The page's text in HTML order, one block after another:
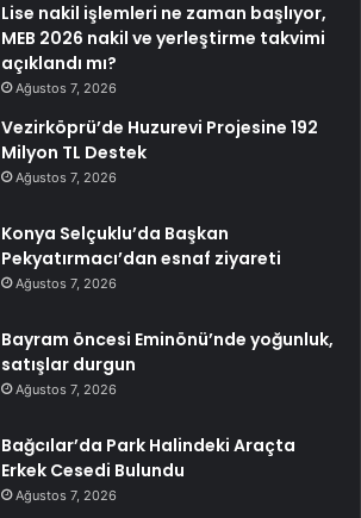
Lise nakil işlemleri ne zaman başlıyor,
MEB 2026 nakil ve yerleştirme takvimi
açıklandı mı?
Ağustos 7, 2026
Vezirköprü’de Huzurevi Projesine 192
Milyon TL Destek
Ağustos 7, 2026
Konya Selçuklu’da Başkan
Pekyatırmacı’dan esnaf ziyareti
Ağustos 7, 2026
Bayram öncesi Eminönü’nde yoğunluk,
satışlar durgun
Ağustos 7, 2026
Bağcılar’da Park Halindeki Araçta
Erkek Cesedi Bulundu
Ağustos 7, 2026